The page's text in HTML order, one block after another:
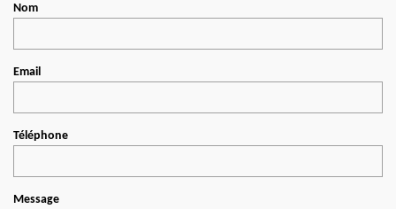
Nom
Email
Téléphone
Message